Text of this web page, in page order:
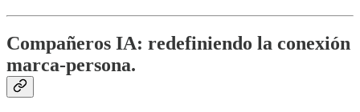
Compañeros IA: redefiniendo la conexión
marca-persona.